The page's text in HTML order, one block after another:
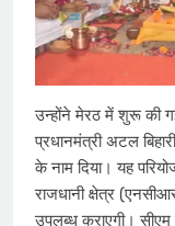
उन्होंने मेरठ में शुरू की
प्रधानमंत्री अटल
के नाम दिया। यह
राजधानी क्षेत्र
उपलब्ध कराएगी।